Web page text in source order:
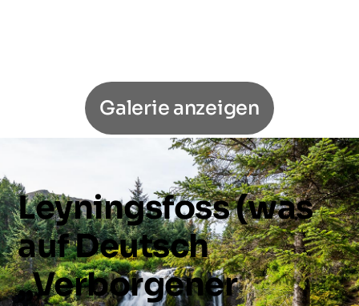
Galerie anzeigen
Leyningsfoss(was
aufDeutsch
„Verborgener